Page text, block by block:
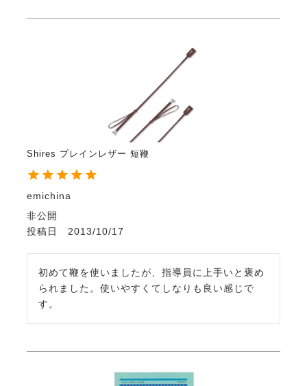
Shires プレインレザー 短鞭
emichina
非公開
投稿日
2013/10/17
初めて鞭を使いましたが、指導員に上手いと褒め
られました。使いやすくてしなりも良い感じで
す。